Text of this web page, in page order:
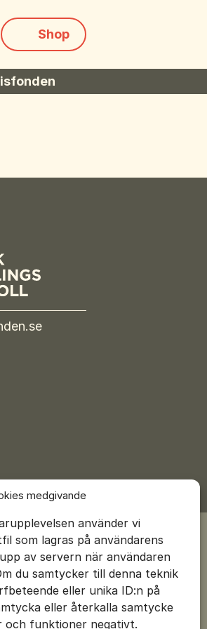
medgivande
använder vi
som lagras på användarens
av servern när användaren
du samtycker till denna teknik
eller unika ID:n på
eller återkalla samtycke
och funktioner negativt.
Shop